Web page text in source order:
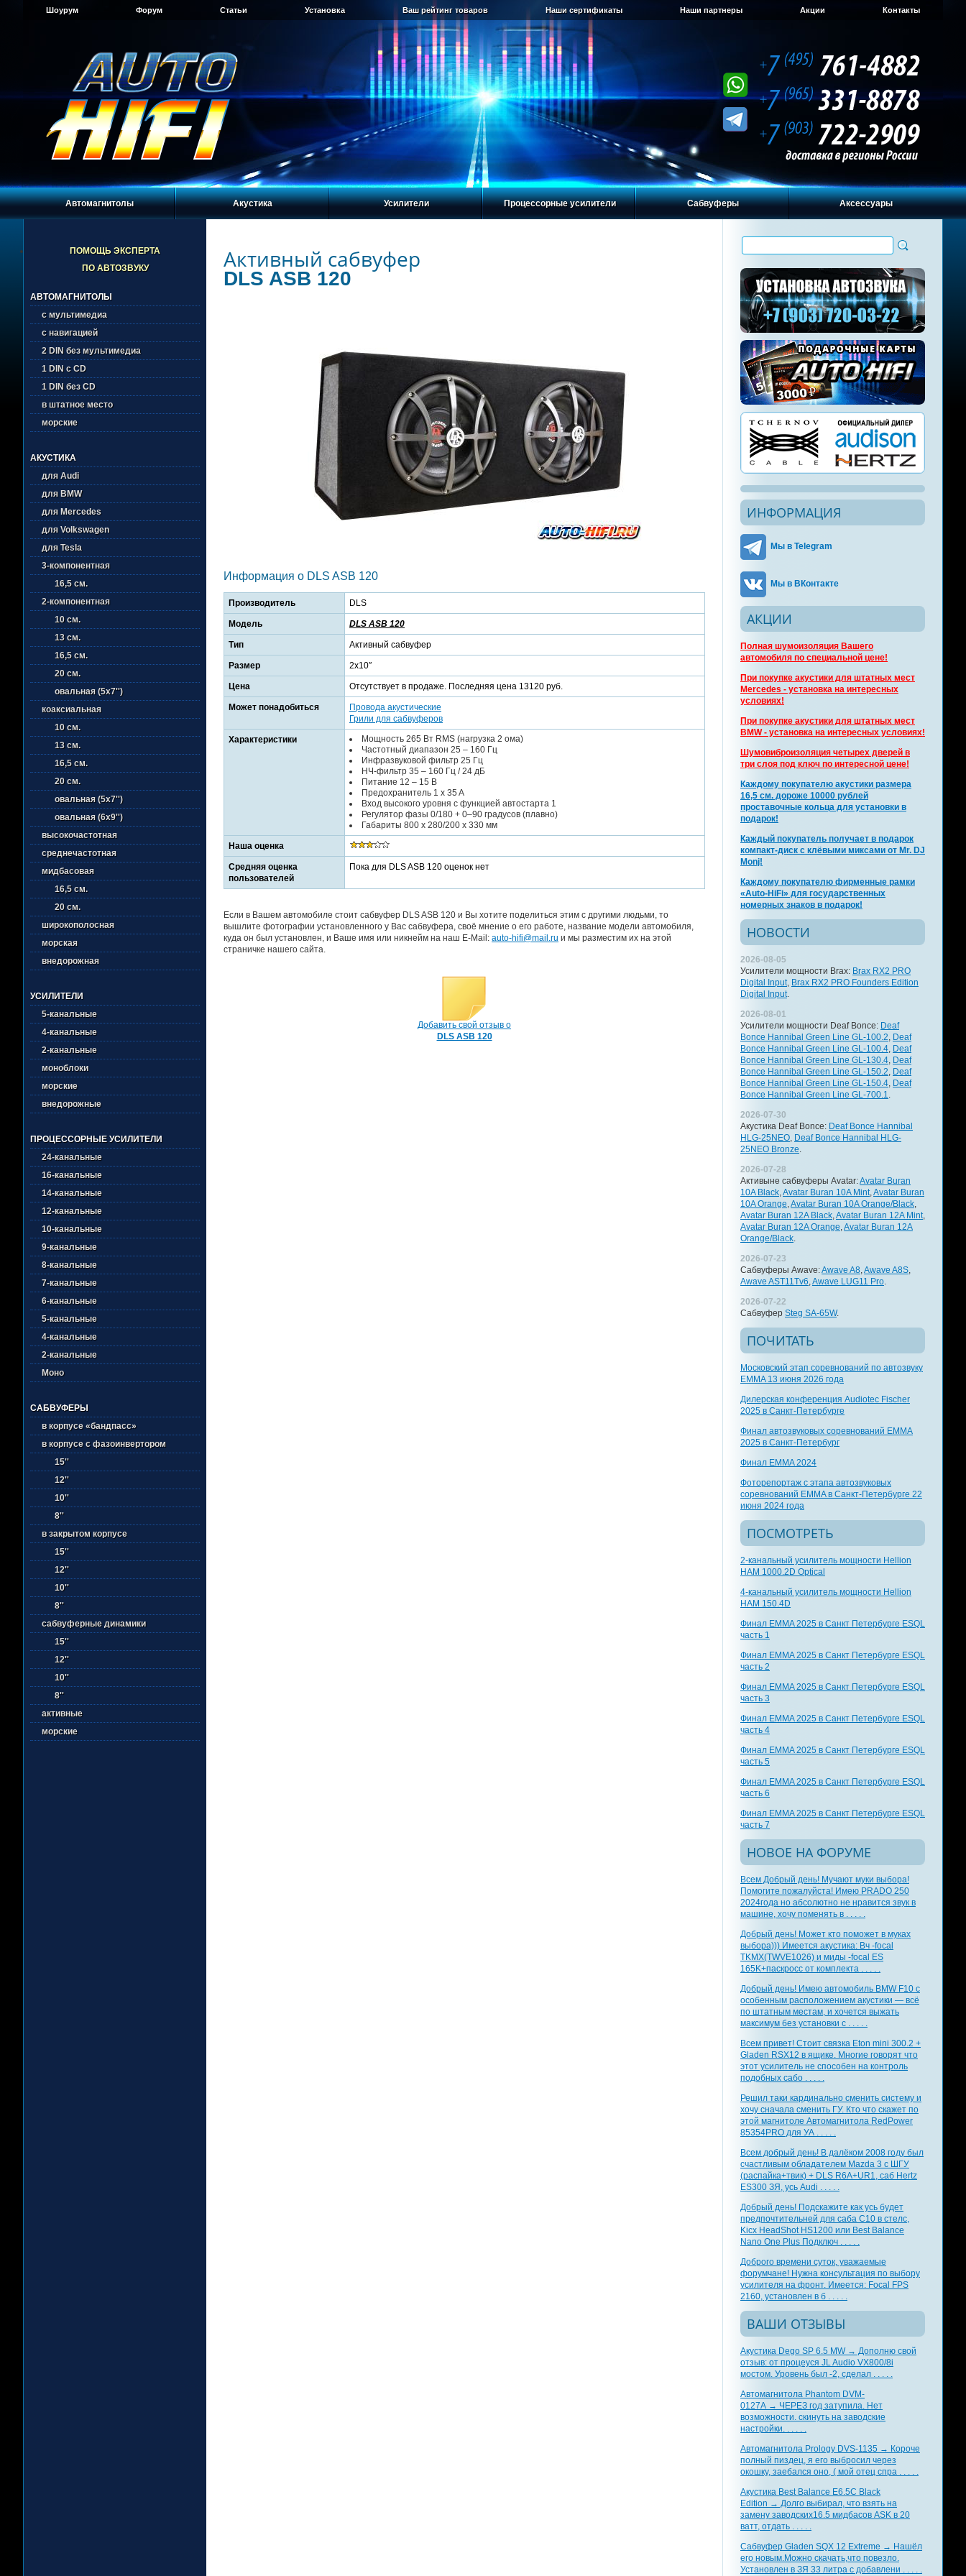
Шоурум Форум Статьи Установка Ваш рейтинг товаров Наши сертификаты Наши партнеры Акции Контакты
Автомагнитолы Акустика Усилители Процессорные усилители Сабвуферы Аксессуары
ПОМОЩЬ ЭКСПЕРТА
ПО АВТОЗВУКУ
АВТОМАГНИТОЛЫ
с мультимедиа
с навигацией
2 DIN без мультимедиа
1 DIN с CD
1 DIN без CD
в штатное место
морские
АКУСТИКА
для Audi
для BMW
для Mercedes
для Volkswagen
для Tesla
3-компонентная
16,5 см.
2-компонентная
10 см.
13 см.
16,5 см.
20 см.
овальная (5х7'')
коаксиальная
10 см.
13 см.
16,5 см.
20 см.
овальная (5х7'')
овальная (6х9'')
высокочастотная
среднечастотная
мидбасовая
16,5 см.
20 см.
широкополосная
морская
внедорожная
УСИЛИТЕЛИ
5-канальные
4-канальные
2-канальные
моноблоки
морские
внедорожные
ПРОЦЕССОРНЫЕ УСИЛИТЕЛИ
24-канальные
16-канальные
14-канальные
12-канальные
10-канальные
9-канальные
8-канальные
7-канальные
6-канальные
5-канальные
4-канальные
2-канальные
Моно
САБВУФЕРЫ
в корпусе «бандпасс»
в корпусе с фазоинвертором
15''
12''
10''
8''
в закрытом корпусе
15''
12''
10''
8''
сабвуферные динамики
15''
12''
10''
8''
активные
морские
Активный сабвуфер
DLS ASB 120
Информация о DLS ASB 120
Производитель DLS
Модель DLS ASB 120
Тип Активный сабвуфер
Размер 2x10″
Цена Отсутствует в продаже. Последняя цена 13120 руб.
Может понадобиться
Провода акустические
Грили для сабвуферов
Характеристики
Мощность 265 Вт RMS (нагрузка 2 ома)
Частотный диапазон 25 – 160 Гц
Инфразвуковой фильтр 25 Гц
НЧ-фильтр 35 – 160 Гц / 24 дБ
Питание 12 – 15 В
Предохранитель 1 x 35 A
Вход высокого уровня с функцией автостарта 1
Регулятор фазы 0/180 + 0–90 градусов (плавно)
Габариты 800 x 280/200 x 330 мм
Наша оценка
Средняя оценка
пользователей
Пока для DLS ASB 120 оценок нет
Если в Вашем автомобиле стоит сабвуфер DLS ASB 120 и Вы хотите поделиться этим с другими людьми, то
вышлите фотографии установленного у Вас сабвуфера, своё мнение о его работе, название модели автомобиля,
куда он был установлен, и Ваше имя или никнейм на наш E-Mail: auto-hifi@mail.ru и мы разместим их на этой
страничке нашего сайта.
Добавить свой отзыв о
DLS ASB 120
ИНФОРМАЦИЯ
Мы в Telegram
Мы в ВКонтакте
АКЦИИ
Полная шумоизоляция Вашего
автомобиля по специальной цене!
При покупке акустики для штатных мест
Mercedes - установка на интересных
условиях!
При покупке акустики для штатных мест
BMW - установка на интересных условиях!
Шумовиброизоляция четырех дверей в
три слоя под ключ по интересной цене!
Каждому покупателю акустики размера
16,5 см. дороже 10000 рублей
проставочные кольца для установки в
подарок!
Каждый покупатель получает в подарок
компакт-диск с клёвыми миксами от Mr. DJ
Monj!
Каждому покупателю фирменные рамки
«Auto-HiFi» для государственных
номерных знаков в подарок!
НОВОСТИ
2026-08-05
Усилители мощности Brax: Brax RX2 PRO
Digital Input, Brax RX2 PRO Founders Edition
Digital Input.
2026-08-01
Усилители мощности Deaf Bonce: Deaf
Bonce Hannibal Green Line GL-100.2, Deaf
Bonce Hannibal Green Line GL-100.4, Deaf
Bonce Hannibal Green Line GL-130.4, Deaf
Bonce Hannibal Green Line GL-150.2, Deaf
Bonce Hannibal Green Line GL-150.4, Deaf
Bonce Hannibal Green Line GL-700.1.
2026-07-30
Акустика Deaf Bonce: Deaf Bonce Hannibal
HLG-25NEO, Deaf Bonce Hannibal HLG-
25NEO Bronze.
2026-07-28
Активыне сабвуферы Avatar:Avatar Buran
10A Black,Avatar Buran 10A Mint,Avatar Buran
10A Orange,Avatar Buran 10A Orange/Black,
Avatar Buran 12A Black,Avatar Buran 12A Mint,
Avatar Buran 12A Orange,Avatar Buran 12A
Orange/Black.
2026-07-23
Сабвуферы Awave:Awave A8,Awave A8S,
Awave AST11Tv6,Awave LUG11 Pro.
2026-07-22
Сабвуфер Steg SA-65W.
ПОЧИТАТЬ
Московский этап соревнований по автозвуку
EMMA 13 июня 2026 года
Дилерская конференция Audiotec Fischer
2025 в Санкт-Петербурге
Финал автозвуковых соревнований EMMA
2025 в Санкт-Петербург
Финал EMMA 2024
Фоторепортаж с этапа автозвуковых
соревнований EMMA в Санкт-Петербурге 22
июня 2024 года
ПОСМОТРЕТЬ
2-канальный усилитель мощности Hellion
HAM 1000.2D Optical
4-канальный усилитель мощности Hellion
HAM 150.4D
Финал EMMA 2025 в Санкт Петербурге ESQL
часть 1
Финал EMMA 2025 в Санкт Петербурге ESQL
часть 2
Финал EMMA 2025 в Санкт Петербурге ESQL
часть 3
Финал EMMA 2025 в Санкт Петербурге ESQL
часть 4
Финал EMMA 2025 в Санкт Петербурге ESQL
часть 5
Финал EMMA 2025 в Санкт Петербурге ESQL
часть 6
Финал EMMA 2025 в Санкт Петербурге ESQL
часть 7
НОВОЕ НА ФОРУМЕ
Всем Добрый день! Мучают муки выбора!
Помогите пожалуйста! Имею PRADO 250
2024года но абсолютно не нравится звук в
машине, хочу поменять в . . . . .
Добрый день! Может кто поможет в муках
выбора))) Имеется акустика: Вч -focal
TKMX(TWVE1026) и миды -focal ES
165K+паскросс от комплекта . . . . .
Добрый день! Имею автомобиль BMW F10 с
особенным расположением акустики — всё
по штатным местам, и хочется выжать
максимум без установки с . . . . .
Всем привет! Стоит связка Eton mini 300.2 +
Gladen RSX12 в ящике. Многие говорят что
этот усилитель не способен на контроль
подобных сабо . . . . .
Решил таки кардинально сменить систему и
хочу сначала сменить ГУ. Кто что скажет по
этой магнитоле Автомагнитола RedPower
85354PRO для УА . . . . .
Всем добрый день! В далёком 2008 году был
счастливым обладателем Mazda 3 с ШГУ
(распайка+твик) + DLS R6A+UR1, саб Hertz
ES300 ЗЯ, усь Audi . . . . .
Добрый день! Подскажите как усь будет
предпочтительней для саба С10 в стелс,
Kicx HeadShot HS1200 или Best Balance
Nano One Plus Подключ . . . . .
Доброго времени суток, уважаемые
форумчане! Нужна консультация по выбору
усилителя на фронт. Имеется: Focal FPS
2160, установлен в б . . . . .
ВАШИ ОТЗЫВЫ
Акустика Dego SP 6.5 MW → Дополню свой
отзыв: от процеуся JL Audio VX800/8i
мостом. Уровень был -2, сделал . . . . .
Автомагнитола Phantom DVM-
0127A → ЧЕРЕЗ год затупила. Нет
возможности. скинуть на заводские
настройки. . . . . .
Автомагнитола Prology DVS-1135 → Короче
полный пиздец, я его выбросил через
окошку, заебался оно, ( мой отец спра . . . . .
Акустика Best Balance E6.5C Black
Edition → Долго выбирал, что взять на
замену заводских16.5 мидбасов ASK в 20
ватт, отдать . . . . .
Сабвуфер Gladen SQX 12 Extreme → Нашёл
его новым.Можно скачать,что повезло.
Установлен в ЗЯ 33 литра с добавлени . . . . .